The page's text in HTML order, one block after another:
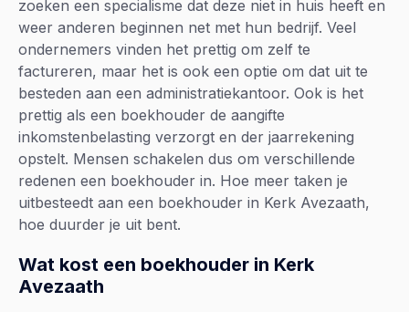
zoeken een specialisme dat deze niet in huis heeft en
weer anderen beginnen net met hun bedrijf. Veel
ondernemers vinden het prettig om zelf te
factureren, maar het is ook een optie om dat uit te
besteden aan een administratiekantoor. Ook is het
prettig als een boekhouder de aangifte
inkomstenbelasting verzorgt en der jaarrekening
opstelt. Mensen schakelen dus om verschillende
redenen een boekhouder in. Hoe meer taken je
uitbesteedt aan een boekhouder in Kerk Avezaath,
hoe duurder je uit bent.
Wat kost een boekhouder in Kerk
Avezaath